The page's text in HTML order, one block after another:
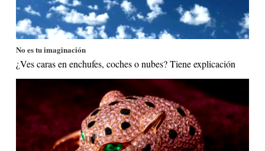
No es tu imaginación
¿Ves caras en enchufes, coches o nubes? Tiene explicación